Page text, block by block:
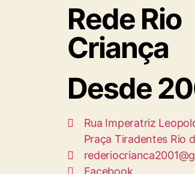
Rede Rio
Criança
Desde
Rua Imperatriz
Praça Tiradentes Rio
Facebook